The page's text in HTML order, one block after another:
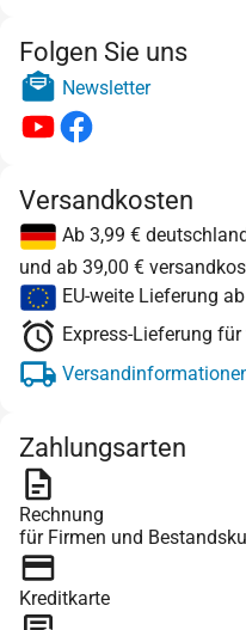
Folgen Sie uns
Newsletter
Versandkosten
Ab 3,99 €
und ab 39,00 €
EU-weite Lieferung
Express-Lieferung
Zahlungsarten
Rechnung
für Firmen und
Kreditkarte